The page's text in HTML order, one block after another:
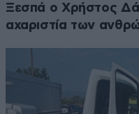
Ξεσπά ο Χρήστος
αχαριστία των